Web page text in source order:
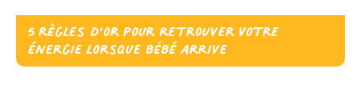
5 règles d’or pour retrouver votre
énergie lorsque bébé arrive